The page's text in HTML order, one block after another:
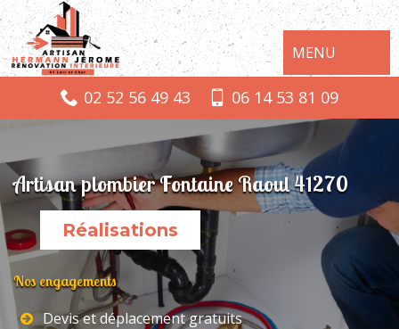
MENU
02 52 56 49 43 06 14 53 81 09
Artisan plombier Fontaine Raoul 41270
Réalisations
Nos engagements
Devis et déplacement gratuits